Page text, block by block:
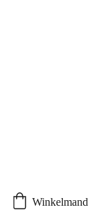
Winkelmand